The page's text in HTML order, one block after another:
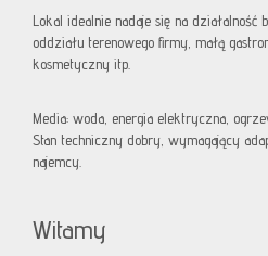
Lokal idealnie nadaje się na działalność
oddziału terenowego firmy, małą
kosmetyczny itp.
Media: woda, energia elektryczna,
Stan techniczny dobry, wymagający
najemcy.
Witamy